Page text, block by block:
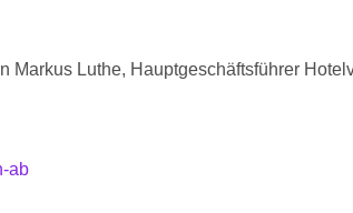
Markus Luthe, Hauptgeschäftsführer
ab